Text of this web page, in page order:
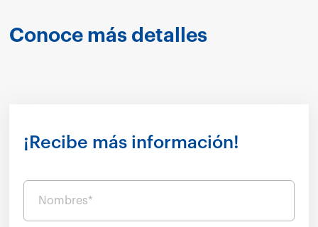
Conoce más detalles
¡Recibe más información!
Nombres*